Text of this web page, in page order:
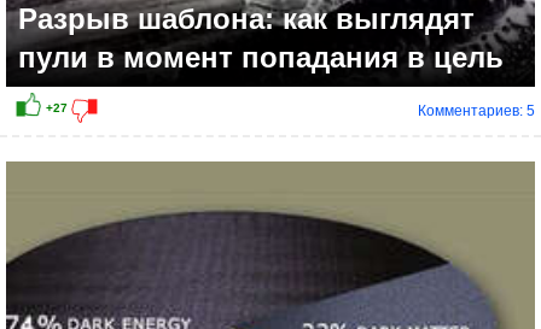
Разрыв шаблона: как выглядят
пули в момент попадания в цель
Комментариев: 5